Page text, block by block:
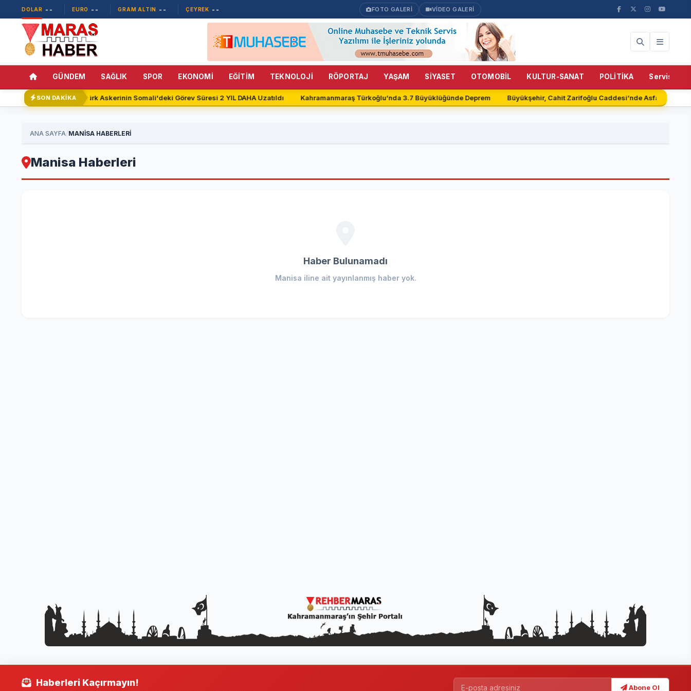
DOLAR -- EURO -- GRAM ALTIN -- ÇEYREK -- FOTO GALERİ VİDEO GALERİ
GÜNDEM SAĞLIK SPOR EKONOMİ EĞİTİM TEKNOLOJİ RÖPORTAJ YAŞAM SİYASET OTOMOBİL KULTUR-SANAT POLİTİKA Servisler
SON DAKİKA Türk Askerinin Somali'deki Görev Süresi 2 YIL DAHA Uzatıldı Kahramanmaraş Türkoğlu’nda 3.7 Büyüklüğünde Deprem Büyükşehir, Cahit Zarifoğlu Caddesi’nde Asfalt
ANA SAYFA/MANISA HABERLERİ
Manisa Haberleri
Haber Bulunamadı
Manisa iline ait yayınlanmış haber yok.
Haberleri Kaçırmayın! Abone Ol